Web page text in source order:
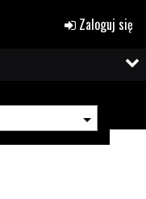
Zaloguj się